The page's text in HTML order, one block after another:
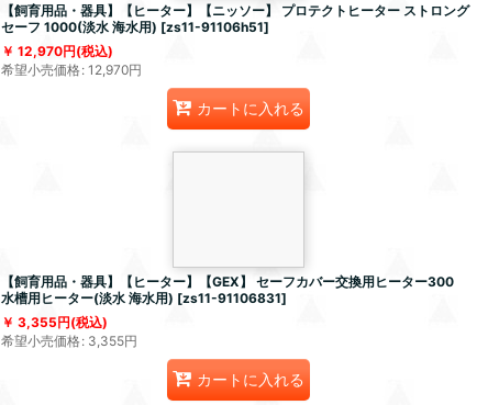
【飼育用品・器具】【ヒーター】【ニッソー】 プロテクトヒーター ストロング
セーフ 1000(淡水 海水用) [zs11-91106h51]
12,970円(税込)
希望小売価格: 12,970円
カートに入れる
【飼育用品・器具】【ヒーター】【GEX】 セーフカバー交換用ヒーター300
水槽用ヒーター(淡水 海水用) [zs11-91106831]
3,355円(税込)
希望小売価格: 3,355円
カートに入れる